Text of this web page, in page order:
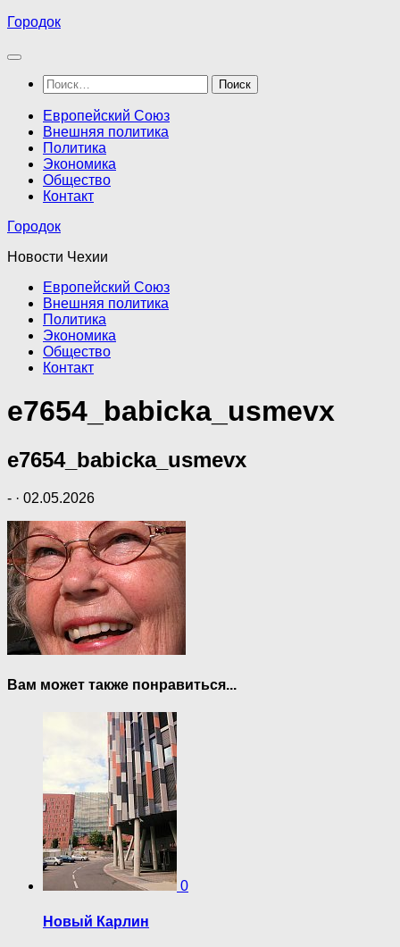
Перейти
содержимому
Городок
Найти:
Европейский Союз
Внешняя политика
Политика
Экономика
Общество
Контакт
Городок
Новости Чехии
Европейский Союз
Внешняя политика
Политика
Экономика
Общество
Контакт
e7654_babicka_usmevx
e7654_babicka_usmevx
- · 02.05.2026
Вам может также понравиться...
0
Новый Карлин